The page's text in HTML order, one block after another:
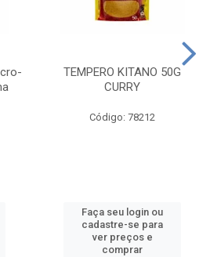
TEMPERO KITANO 50G
CURRY
Código: 78212
Faça seu login ou
cadastre-se para
ver preços e
comprar